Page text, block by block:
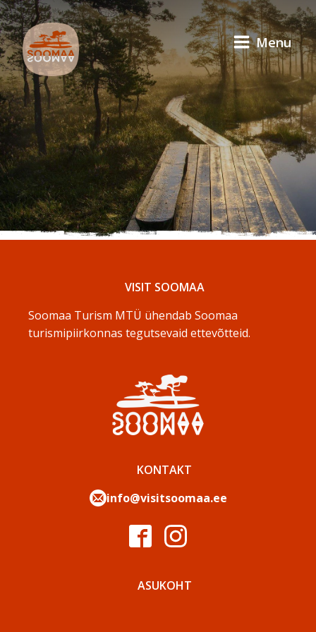
Menu
VISIT SOOMAA
Soomaa Turism MTÜ ühendab Soomaa
turismipiirkonnas tegutsevaid ettevõtteid.
KONTAKT
info@visitsoomaa.ee
ASUKOHT